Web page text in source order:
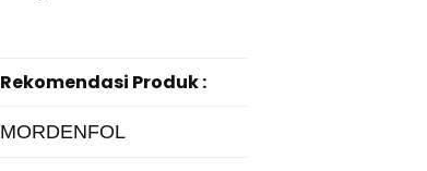
Rekomendasi Produk :
MORDENFOL